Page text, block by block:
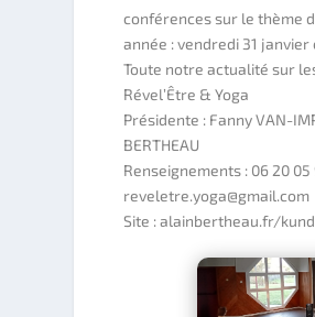
conférences sur le thème
année : vendredi 31
Toute notre actualité sur
Rével’Être & Yoga
Présidente : Fanny VAN-
BERTHEAU
Renseignements : 06 20 05
reveletre.yoga@gmail.com
Site : alainbertheau.fr/